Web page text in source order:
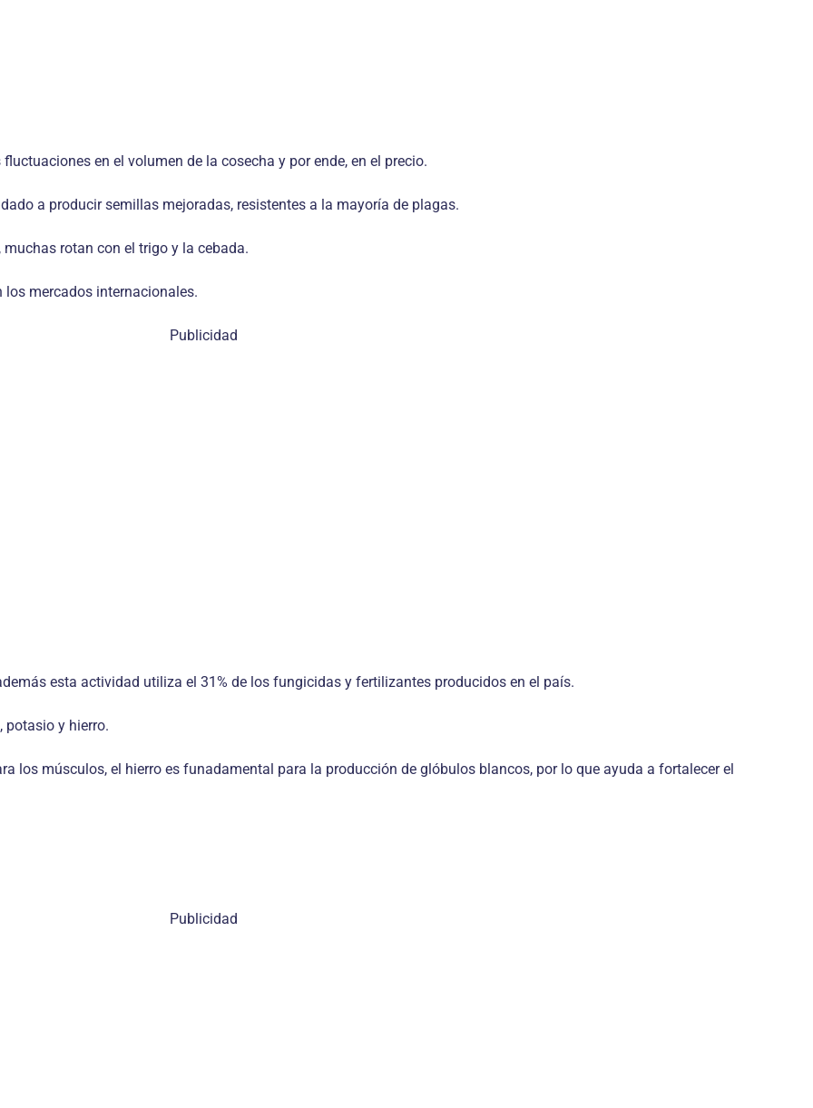
en el volumen de la cosecha y por ende, en el precio.
a producir semillas mejoradas, resistentes a la mayoría de plagas.
rotan con el trigo y la cebada.
mercados internacionales.
Publicidad
esta actividad utiliza el 31% de los fungicidas y fertilizantes producidos en el país.
potasio y hierro.
los músculos, el hierro es funadamental para la producción de glóbulos blancos, por lo que ayuda a fortalecer el
Publicidad